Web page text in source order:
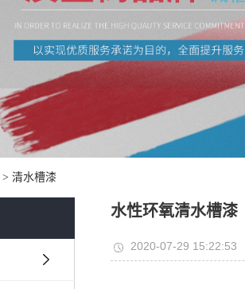
> 清水槽漆
水性环氧清水槽漆
2020-07-29 15:22:53